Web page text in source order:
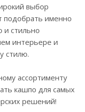
выбор
подобрать именно
и стильно
интерьере и
стилю.
ассортименту
кашпо для самых
решений!